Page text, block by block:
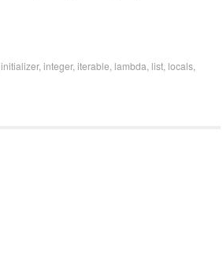
initializer, integer, iterable lambda list locals